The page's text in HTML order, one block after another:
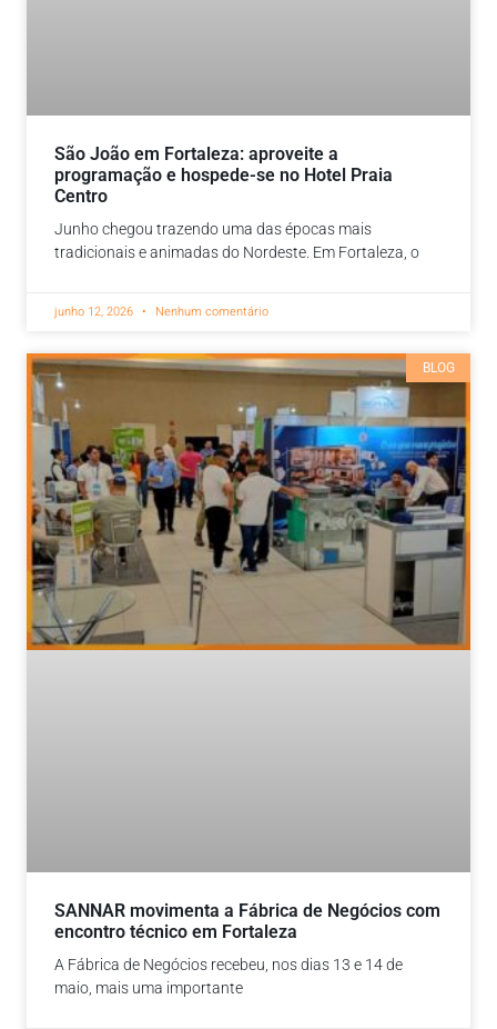
São João em Fortaleza: aproveite a
programação e hospede-se no Hotel Praia
Centro
Junho chegou trazendo uma das épocas mais
tradicionais e animadas do Nordeste. Em Fortaleza, o
junho 12, 2026 Nenhum comentário
BLOG
SANNAR movimenta a Fábrica de Negócios com
encontro técnico em Fortaleza
A Fábrica de Negócios recebeu, nos dias 13 e 14 de
maio, mais uma importante